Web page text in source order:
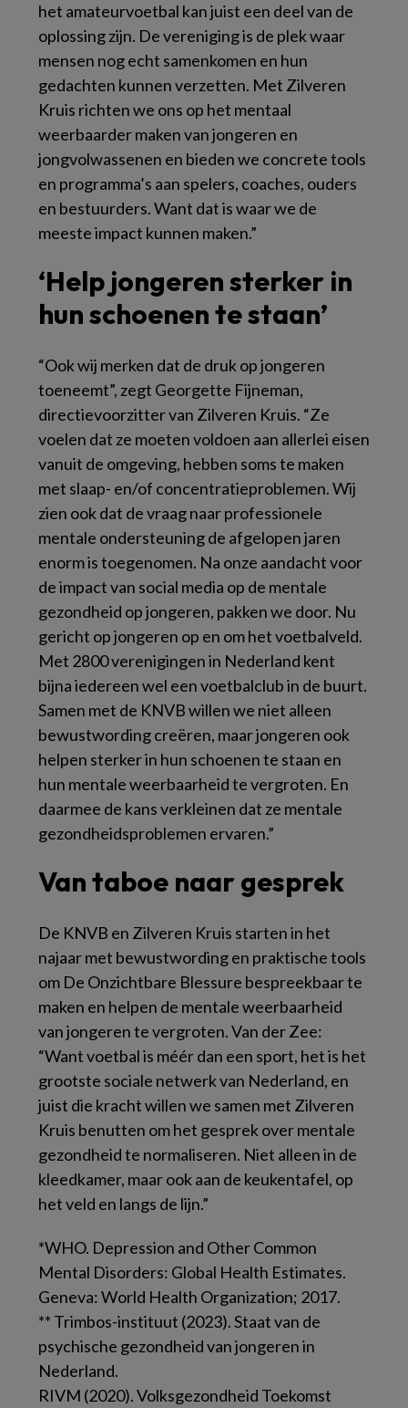
het amateurvoetbal kan juist een deel van de
oplossing zijn. De vereniging is de plek waar
mensen nog echt samenkomen en hun
gedachten kunnen verzetten. Met Zilveren
Kruis richten we ons op het mentaal
weerbaarder maken van jongeren en
jongvolwassenen en bieden we concrete tools
en programma’s aan spelers, coaches, ouders
en bestuurders. Want dat is waar we de
meeste impact kunnen maken.”
‘Help jongeren sterker in
hun schoenen te staan’
“Ook wij merken dat de druk op jongeren
toeneemt”, zegt Georgette Fijneman,
directievoorzitter van Zilveren Kruis. “Ze
voelen dat ze moeten voldoen aan allerlei eisen
vanuit de omgeving, hebben soms te maken
met slaap- en/of concentratieproblemen. Wij
zien ook dat de vraag naar professionele
mentale ondersteuning de afgelopen jaren
enorm is toegenomen. Na onze aandacht voor
de impact van social media op de mentale
gezondheid op jongeren, pakken we door. Nu
gericht op jongeren op en om het voetbalveld.
Met 2800 verenigingen in Nederland kent
bijna iedereen wel een voetbalclub in de buurt.
Samen met de KNVB willen we niet alleen
bewustwording creëren, maar jongeren ook
helpen sterker in hun schoenen te staan en
hun mentale weerbaarheid te vergroten. En
daarmee de kans verkleinen dat ze mentale
gezondheidsproblemen ervaren.”
Van taboe naar gesprek
De KNVB en Zilveren Kruis starten in het
najaar met bewustwording en praktische tools
om De Onzichtbare Blessure bespreekbaar te
maken en helpen de mentale weerbaarheid
van jongeren te vergroten. Van der Zee:
“Want voetbal is méér dan een sport, het is het
grootste sociale netwerk van Nederland, en
juist die kracht willen we samen met Zilveren
Kruis benutten om het gesprek over mentale
gezondheid te normaliseren. Niet alleen in de
kleedkamer, maar ook aan de keukentafel, op
het veld en langs de lijn.”
*WHO. Depression and Other Common
Mental Disorders: Global Health Estimates.
Geneva: World Health Organization; 2017.
** Trimbos-instituut (2023). Staat van de
psychische gezondheid van jongeren in
Nederland.
RIVM (2020). Volksgezondheid Toekomst